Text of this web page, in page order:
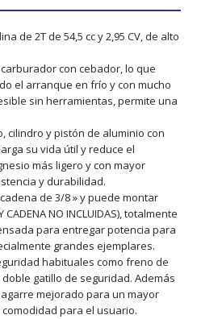
de 2T de 54,5 cc y 2,95 CV, de alto
con cebador, lo que
el arranque en frío y con mucho
sin herramientas, permite una
cilindro y pistón de aluminio con
su vida útil y reduce el
más ligero y con mayor
y durabilidad.
de 3/8 » y puede montar
CADENA NO INCLUIDAS), totalmente
para entregar potencia para
grandes ejemplares.
habituales como freno de
gatillo de seguridad. Además
mejorado para un mayor
para el usuario.